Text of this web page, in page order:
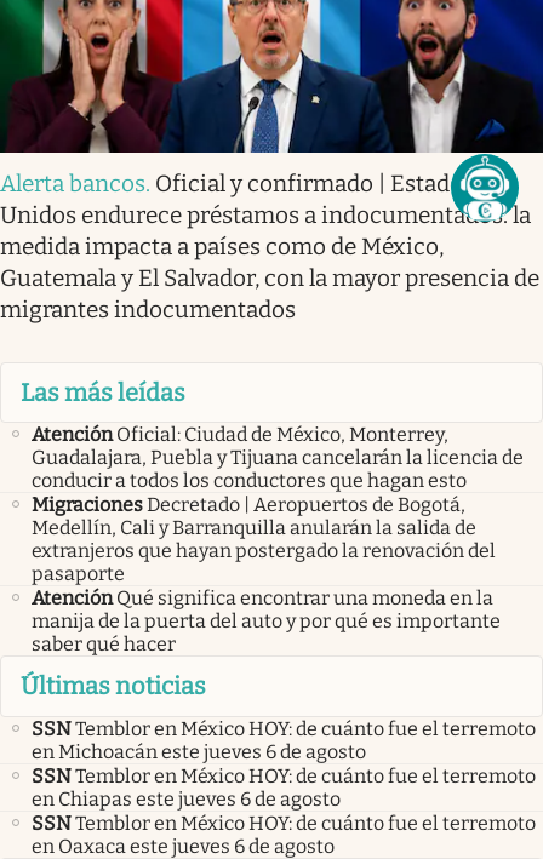
Alerta bancos. Oficial y confirmado | Estados
Unidos endurece préstamos a indocumentados: la
medida impacta a países como de México,
Guatemala y El Salvador, con la mayor presencia de
migrantes indocumentados
Las más leídas
Atención Oficial: Ciudad de México, Monterrey,
Guadalajara, Puebla y Tijuana cancelarán la licencia de
conducir a todos los conductores que hagan esto
MigracionesDecretado | Aeropuertos de Bogotá,
Medellín, Cali y Barranquilla anularán la salida de
extranjeros que hayan postergado la renovación del
pasaporte
Atención Qué significa encontrar una moneda en la
manija de la puerta del auto y por qué es importante
saber qué hacer
Últimas noticias
SSNTemblor en México HOY: de cuánto fue el terremoto
en Michoacán este jueves 6 de agosto
SSNTemblor en México HOY: de cuánto fue el terremoto
en Chiapas este jueves 6 de agosto
SSNTemblor en México HOY: de cuánto fue el terremoto
en Oaxaca este jueves 6 de agosto